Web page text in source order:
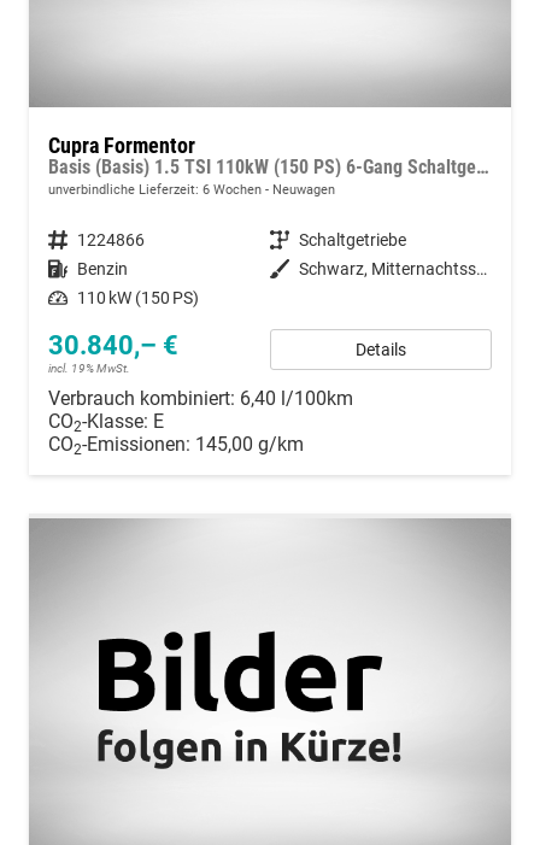
Cupra Formentor
Basis (Basis) 1.5 TSI 110kW (150 PS) 6-Gang Schaltgetriebe
unverbindliche Lieferzeit: 6 Wochen Neuwagen
Fahrzeugnummer 1224866 Getriebe Schaltgetriebe
Kraftstoff Benzin Außenfarbe
Schwarz, Mitternachtsschwarz (0E)
Leistung 110 kW (150 PS)
30.840,– €
incl. 19% MwSt.
Details
Verbrauch kombiniert: 6,40 l/100km
CO2-Klasse: E
CO2-Emissionen: 145,00 g/km